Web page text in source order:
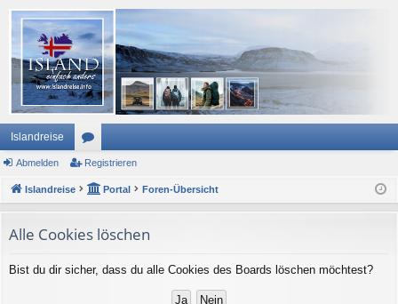
Islandreise
or
en
Abmelden Registrieren
Islandreise Portal Foren-Übersicht
Alle Cookies löschen
Bist du dir sicher, dass du alle Cookies des Boards löschen möchtest?